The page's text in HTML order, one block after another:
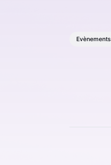
Evènements